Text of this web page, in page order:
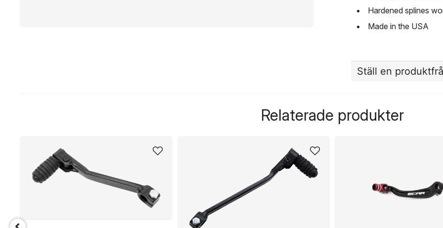
Hardened splines
Made in the USA
Ställ en
Ja, ni får publicera
Relaterade produkter